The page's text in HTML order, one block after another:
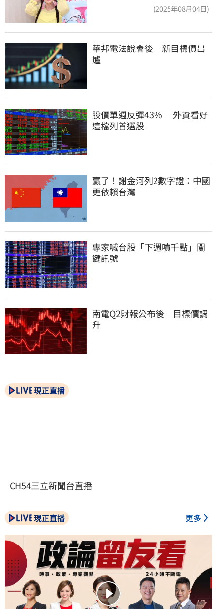
(2025年08月04日)
華邦電法說會後　新目標價出
爐
股價單週反彈43%　 外資看好
這檔列首選股
贏了！謝金河列2數字證：中國
更依賴台灣
專家喊台股「下週噴千點」關
鍵訊號
南電Q2財報公布後　目標價調
升
現正直播
CH54三立新聞台直播
現正直播 更多